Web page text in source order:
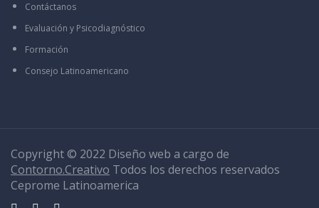
Contáctanos
Evaluación y Psicodiagnóstico
Formación
Consejo Latinoamericano
Copyright © 2022 Diseño web a cargo de
Contorno.Creativo Todos los derechos reservados
Ceprome Latinoamerica